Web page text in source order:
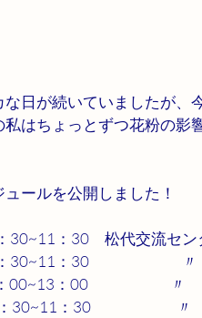
日が続いていましたが、
私はちょっとずつ花粉の
ュールを公開しました！
30~11：30　松代交流セン
30~11：30　　　　　　〃
00                              〃
30~11：30   　　　　　〃